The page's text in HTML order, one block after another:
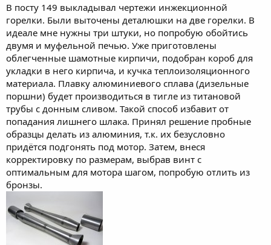
В посту 149 выкладывал чертежи инжекционной
горелки. Были выточены деталюшки на две горелки. В
идеале мне нужны три штуки, но попробую обойтись
двумя и муфельной печью. Уже приготовлены
облегченные шамотные кирпичи, подобран короб для
укладки в него кирпича, и кучка теплоизоляционного
материала. Плавку алюминиевого сплава (дизельные
поршни) будет производиться в тигле из титановой
трубы с донным сливом. Такой способ избавит от
попадания лишнего шлака. Принял решение пробные
образцы делать из алюминия, т.к. их безусловно
придётся подгонять под мотор. Затем, внеся
корректировку по размерам, выбрав винт с
оптимальным для мотора шагом, попробую отлить из
бронзы.